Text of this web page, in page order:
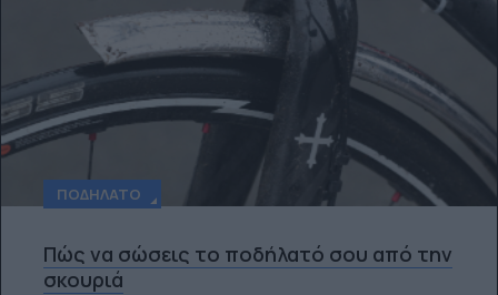
ΠΟΔΉΛΑΤΟ
Πώς να σώσεις το ποδήλατό σου από την
σκουριά